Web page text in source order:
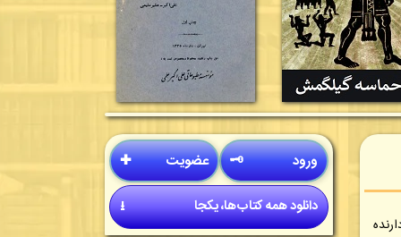
🗝 ورود ✚ عضویت
⭳ دانلود همه کتاب‌ها، یکجا